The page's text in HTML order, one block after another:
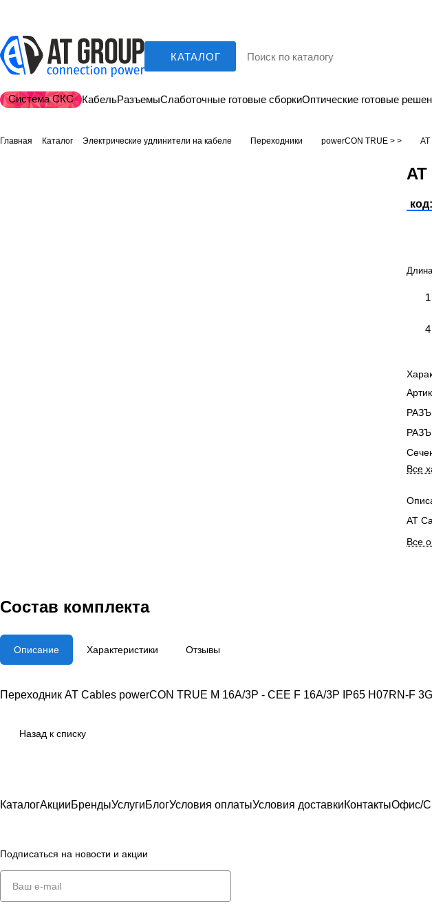
КАТАЛОГ
Система СКС КабельРазъемыСлаботочные готовые сборкиОптические готовые
Главная Каталог Электрические удлинители на кабеле Переходники powerCON TRUE > >
AT
1
4
Все
AT
Все
Состав комплекта
Описание Характеристики Отзывы
Переходник AT Cables powerCON TRUE M 16A/3P - CEE F 16A/3P IP65 H07RN-F
Назад к списку
КаталогАкцииБрендыУслугиБлогУсловия оплатыУсловия доставкиКонтактыОфис/
Подписаться на новости и акции